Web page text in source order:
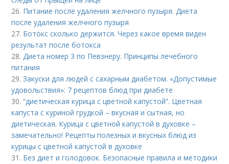
26. Питание после удаления желчного пузыря. Диета
после удаления желчного пузыря
27. Ботокс сколько держится. Через какое время виден
результат после ботокса
28.Диета номер 3 по Певзнеру. Принципы лечебного
питания
29.Закуски для людей с сахарным диабетом. «Допустимые
удовольствия»: 7 рецептов блюд при диабете
30.“диетическая курица с цветной капустой”. Цветная
капуста с куриной грудкой – вкусная и сытная, но
диетическая. Курица с цветной капустой в духовке –
замечательно! Рецепты полезных и вкусных блюд из
курицы с цветной капустой в духовке
31. Без диет и голодовок. Безопасные правила и методики